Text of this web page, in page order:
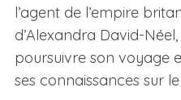
l’agent de l’empire
d’Alexandra David-
poursuivre son voyage
ses connaissances sur